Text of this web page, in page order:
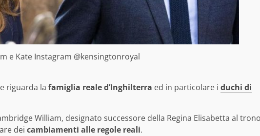
e Kate Instagram @kensingtonroyal
riguarda la famiglia reale d’Inghilterra ed in particolare i duchi di
William, designato successore della Regina Elisabetta al
dei cambiamenti alle regole reali.